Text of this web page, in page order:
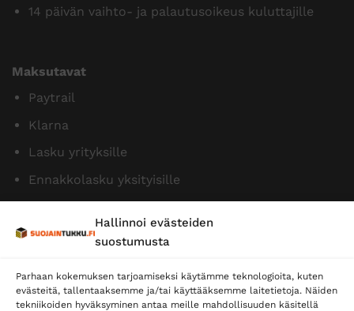
Hallinnoi evästeiden
suostumusta
Parhaan kokemuksen tarjoamiseksi käytämme teknologioita, kuten
evästeitä, tallentaaksemme ja/tai käyttääksemme laitetietoja. Näiden
tekniikoiden hyväksyminen antaa meille mahdollisuuden käsitellä
14 päivän vaihto- ja palautusoikeus kuluttajille
Maksutavat
Paytrail
Klarna
Lasku yrityksille
Ennakkolasku yksityisille